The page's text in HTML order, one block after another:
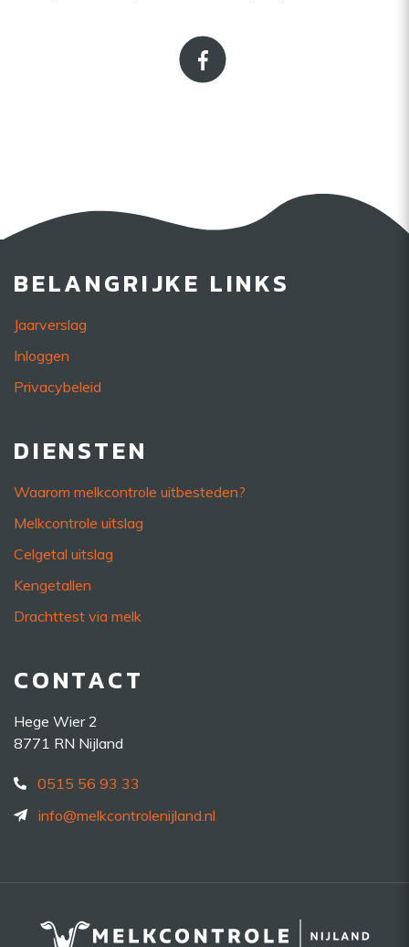
BELANGRIJKE LINKS
Jaarverslag
Inloggen
Privacybeleid
DIENSTEN
Waarom melkcontrole uitbesteden?
Melkcontrole uitslag
Celgetal uitslag
Kengetallen
Drachttest via melk
CONTACT
Hege Wier 2
8771 RN Nijland
0515 56 93 33
info@melkcontrolenijland.nl